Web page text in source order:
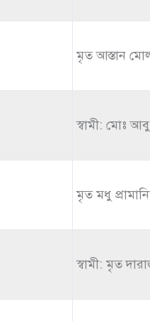
মৃত আস্তান
স্বামী: মোঃ
মৃত মধু
স্বামী: মৃত